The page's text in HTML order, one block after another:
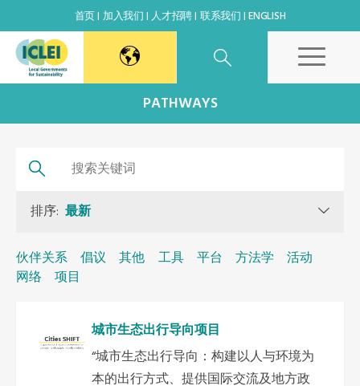
首页 加入我们 人才招聘 联系我们 ENGLISH
日本办公室
高雄能力建设中心
全球秘书处
非洲秘书处
PATHWAYS
排序: 最新
伙伴关系 倡议 其他 工具 平台 方法学
活动
网络
项目
城市生态出行导向项目
“城市生态出行导向：构建以人与环境为
本的出行方式、提供国际交流及地方政